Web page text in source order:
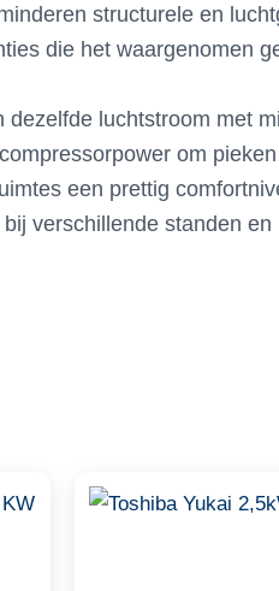
structurele en
die het waargenomen
luchtstroom met
om
een prettig
verschillende standen